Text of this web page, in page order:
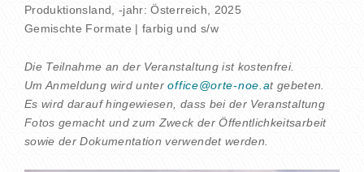
Produktionsland, -jahr: Österreich, 2025
Gemischte Formate | farbig und s/w
Die Teilnahme an der Veranstaltung ist kostenfrei.
Um Anmeldung wird unter office@orte-noe.at gebeten.
Es wird darauf hingewiesen, dass bei der Veranstaltung
Fotos gemacht und zum Zweck der Öffentlichkeitsarbeit
sowie der Dokumentation verwendet werden.